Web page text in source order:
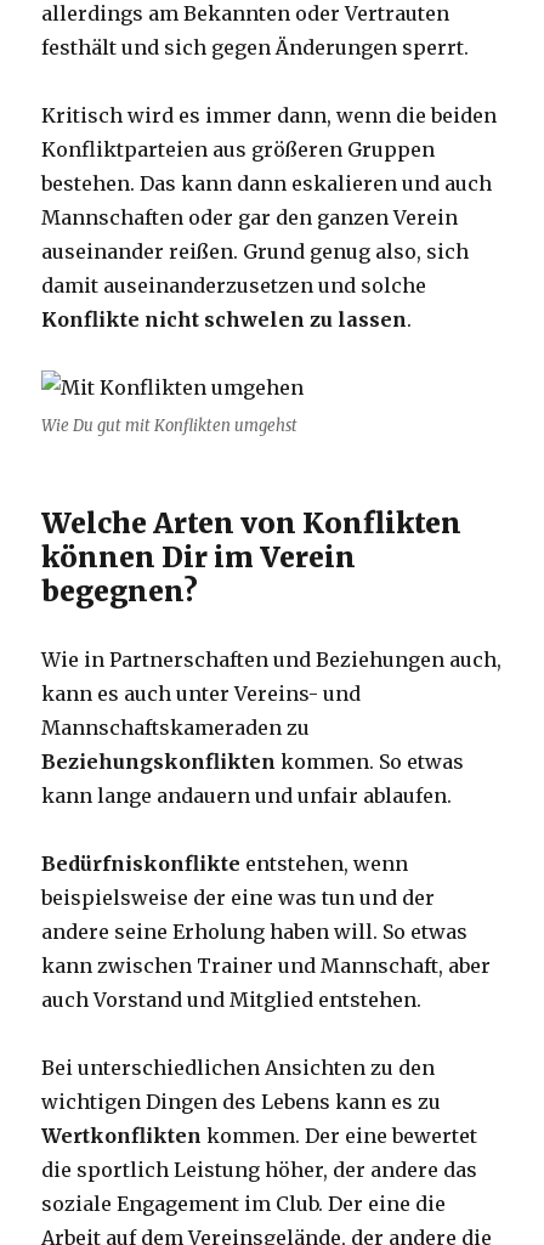
allerdings am Bekannten oder Vertrauten
festhält und sich gegen Änderungen sperrt.
Kritisch wird es immer dann, wenn die beiden
Konfliktparteien aus größeren Gruppen
bestehen. Das kann dann eskalieren und auch
Mannschaften oder gar den ganzen Verein
auseinander reißen. Grund genug also, sich
damit auseinanderzusetzen und solche
Konflikte nicht schwelen zu lassen.
Wie Du gut mit Konflikten umgehst
Welche Arten von Konflikten
können Dir im Verein
begegnen?
Wie in Partnerschaften und Beziehungen auch,
kann es auch unter Vereins- und
Mannschaftskameraden zu
Beziehungskonflikten kommen. So etwas
kann lange andauern und unfair ablaufen.
Bedürfniskonflikte entstehen, wenn
beispielsweise der eine was tun und der
andere seine Erholung haben will. So etwas
kann zwischen Trainer und Mannschaft, aber
auch Vorstand und Mitglied entstehen.
Bei unterschiedlichen Ansichten zu den
wichtigen Dingen des Lebens kann es zu
Wertkonflikten kommen. Der eine bewertet
die sportlich Leistung höher, der andere das
soziale Engagement im Club. Der eine die
Arbeit auf dem Vereinsgelände, der andere die